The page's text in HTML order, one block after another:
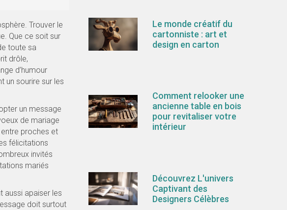
Trouver le
Que ce soit sur
toute sa
drôle,
d’humour
un sourire sur les
un message
de mariage
proches et
félicitations
invités
mariés
aussi apaiser les
doit surtout
Le monde créatif du
cartonniste : art et
design en carton
Comment relooker une
ancienne table en bois
pour revitaliser votre
intérieur
Découvrez L'univers
Captivant des
Designers Célèbres